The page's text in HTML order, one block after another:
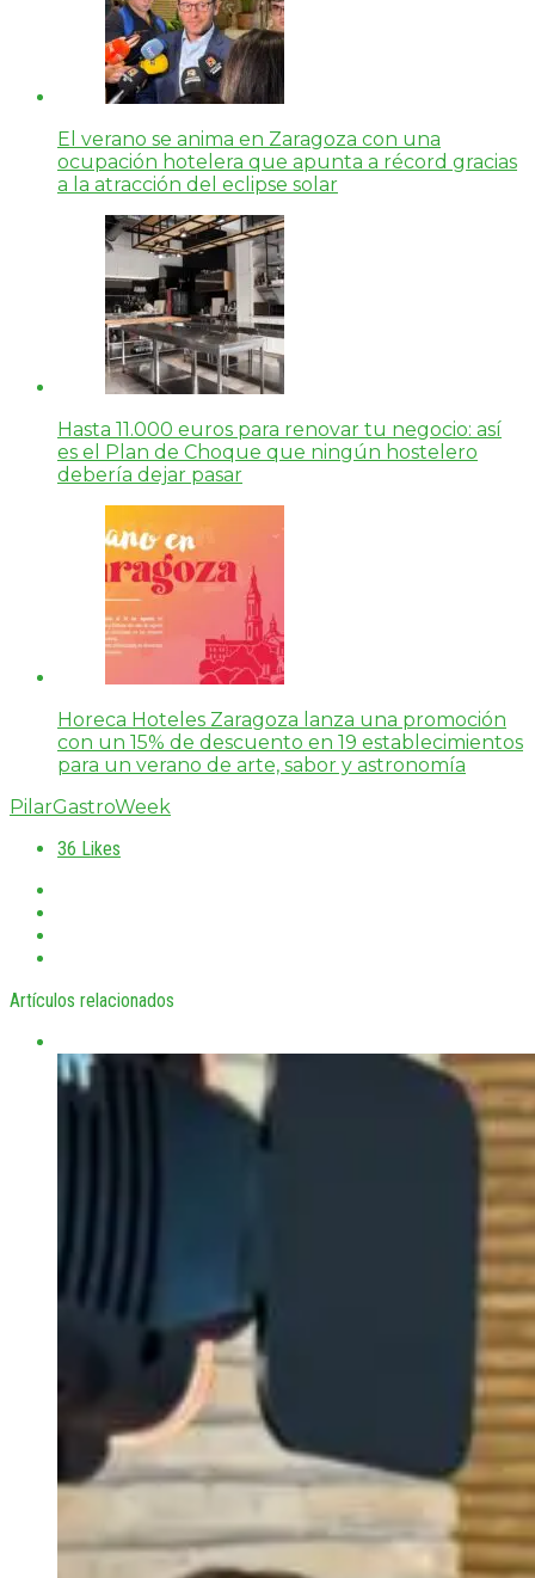
El verano se anima en Zaragoza con una
ocupación hotelera que apunta a récord gracias
a la atracción del eclipse solar
Hasta 11.000 euros para renovar tu negocio: así
es el Plan de Choque que ningún hostelero
debería dejar pasar
Horeca Hoteles Zaragoza lanza una promoción
con un 15% de descuento en 19 establecimientos
para un verano de arte, sabor y astronomía
PilarGastroWeek
36 Likes
Artículos relacionados